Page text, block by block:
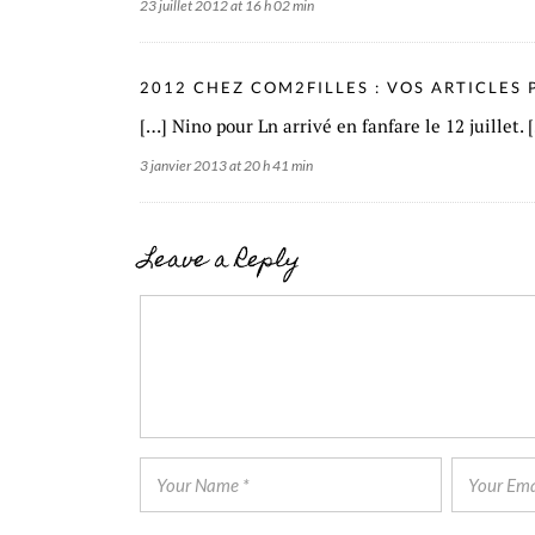
23 juillet 2012 at 16 h 02 min
2012 CHEZ COM2FILLES : VOS ARTICLES
[…] Nino pour Ln arrivé en fanfare le 12 juillet.
3 janvier 2013 at 20 h 41 min
Leave a Reply